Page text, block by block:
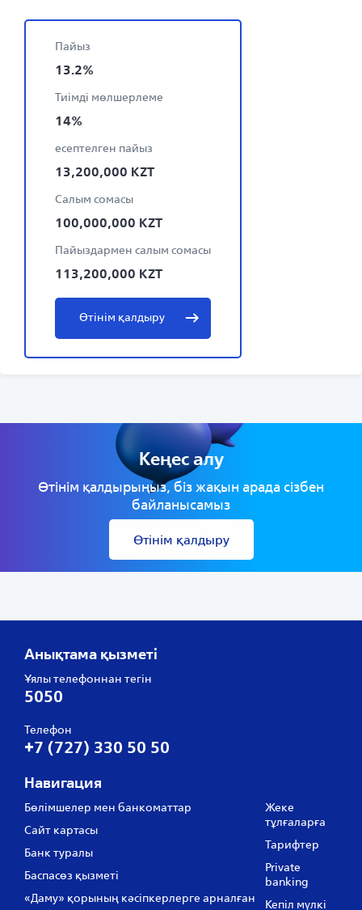
Пайыз
13.2%
Тиімді мөлшерлеме
14%
есептелген пайыз
13,200,000 KZT
Салым сомасы
100,000,000 KZT
Пайыздармен салым сомасы
113,200,000 KZT
Өтінім қалдыру
Кеңес алу
Өтінім қалдырыңыз, біз жақын арада сізбен
байланысамыз
Өтінім қалдыру
Анықтама қызметі
Ұялы телефоннан тегін
5050
Телефон
+7 (727) 330 50 50
Навигация
Бөлімшелер мен банкоматтар
Сайт картасы
Банк туралы
Баспасөз қызметі
«Даму» қорының кәсіпкерлерге арналған
Жеке
тұлғаларға
Тарифтер
Private
banking
Кепіл мүлкі